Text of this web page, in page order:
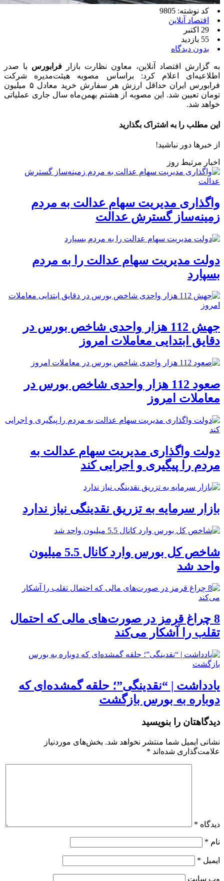
کد نوشته: 9805
اقتصاد آنلاین
29 اکتبر
55 بازدید
بدون دیدگاه
به گزارش اقتصاد آنلاین، معاون نظارت بازار فرابورس با صدر
اطلاعیه‌ای اعلام کرد: براساس مصوبه هیئت‌مدیره شرکت
فرابورس ایران حداقل ارزش هر سفارش خرید معادل ۵ میلیون
تومان تعیین شد. این مصوبه از هشتم بهمن‌ماه سال جاری عملیاتی
خواهد شد.
این مطلب را به اشتراک بگذارید
از خبرها دور نباشید!
اخبار مرتبط روز
واگذاری مدیریت سهام عدالت به مردم
زمینه‌ساز گسترش عدالت
دولت مدیریت سهام عدالت را به مردم
بسپارد
جهش 112 هزار واحدی شاخص بورس در
دقایق ابتدایی معاملات امروز
صعود 112 هزار واحدی شاخص بورس در
معاملات امروز
دولت واگذاری مدیریت سهام عدالت به
مردم را پیگیری و اجرایی کند
بازار سرمایه به تزریق نقدینگی نیاز ندارد
شاخص کل بورس وارد کانال 5.5 میلیون
واحد شد
8 چراغ قرمز در صورت‌های مالی که احتمال
تقلب را آشکار می‌کند
یادداشت | “نقدینگی”؛ حلقه گمشده‌ای که
دوباره به بورس بازگشت
دیدگاهتان را بنویسید
نشانی ایمیل شما منتشر نخواهد شد. بخش‌های موردنیاز
علامت‌گذاری شده‌اند *
دیدگاه *
نام *
ایمیل *
وب‌ سایت